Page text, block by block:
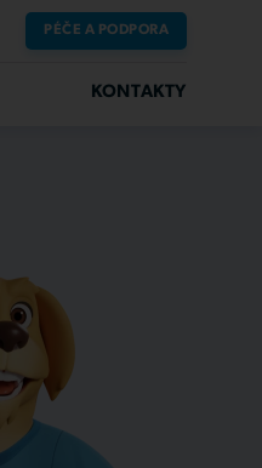
PÉČE A PODPORA
KONTAKTY